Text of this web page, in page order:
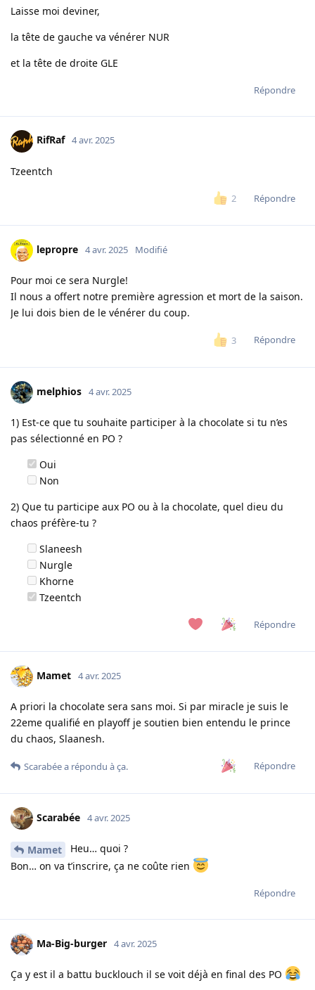
Laisse moi deviner,
la tête de gauche va vénérer NUR
et la tête de droite GLE
Répondre
RifRaf 4 avr. 2025
Tzeentch
2 Répondre
lepropre 4 avr. 2025 Modifié
Pour moi ce sera Nurgle!
Il nous a offert notre première agression et mort de la saison.
Je lui dois bien de le vénérer du coup.
3 Répondre
melphios 4 avr. 2025
1) Est-ce que tu souhaite participer à la chocolate si tu n’es
pas sélectionné en PO ?
Oui
Non
2) Que tu participe aux PO ou à la chocolate, quel dieu du
chaos préfère-tu ?
Slaneesh
Nurgle
Khorne
Tzeentch
Répondre
Mamet 4 avr. 2025
A priori la chocolate sera sans moi. Si par miracle je suis le
22eme qualifié en playoff je soutien bien entendu le prince
du chaos, Slaanesh.
Répondre
Scarabéea répondu à ça.
Scarabée 4 avr. 2025
Mamet
Heu… quoi ?
Bon… on va t’inscrire, ça ne coûte rien
Répondre
Ma-Big-burger 4 avr. 2025
Ça y est il a battu bucklouch il se voit déjà en final des PO